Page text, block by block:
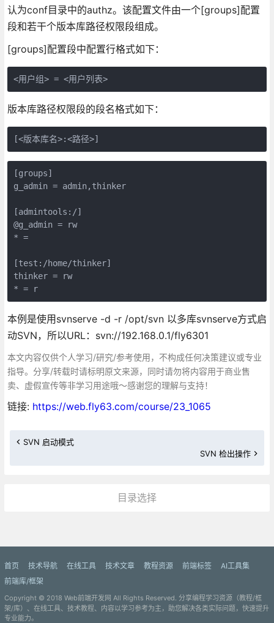
认为conf目录中的authz。该配置文件由一个[groups]配置
段和若干个版本库路径权限段组成。
[groups]配置段中配置行格式如下：
<用户组> = <用户列表>
版本库路径权限段的段名格式如下：
[<版本库名>:<路径>]
[groups]
g_admin = admin,thinker
[admintools:/]
@g_admin = rw
* =
[test:/home/thinker]
thinker = rw
* = r
本例是使用svnserve -d -r /opt/svn 以多库svnserve方式启
动SVN，所以URL：svn://192.168.0.1/fly6301
本文内容仅供个人学习/研究/参考使用，不构成任何决策建议或专业
指导。分享/转载时请标明原文来源，同时请勿将内容用于商业售
卖、虚假宣传等非学习用途哦～感谢您的理解与支持！
链接: https://web.fly63.com/course/23_1065
SVN 启动模式
SVN 检出操作
目录选择
首页 技术导航 在线工具 技术文章 教程资源 前端标签
AI工具集
前端库/框架